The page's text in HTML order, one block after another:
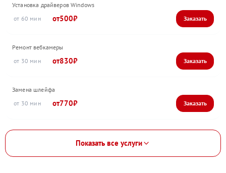
Установка драйверов Windows
60
500
Ремонт вебкамеры
30
830
Замена шлейфа
30
770
Показать все услуги